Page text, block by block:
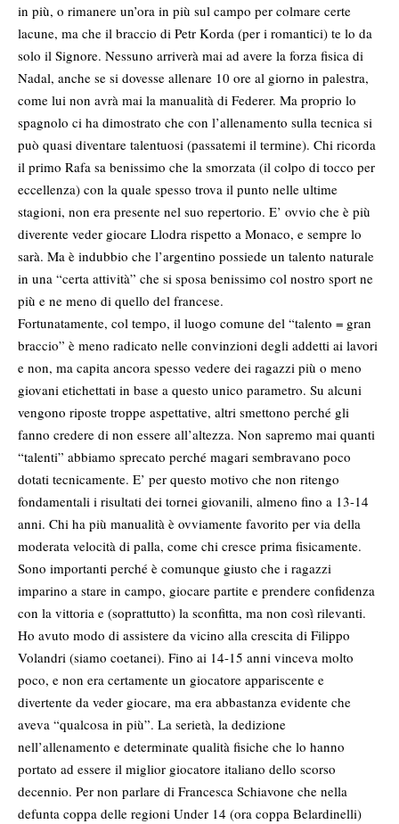
in più, o rimanere un’ora in più sul campo per colmare certe
lacune, ma che il braccio di Petr Korda (per i romantici) te lo da
solo il Signore. Nessuno arriverà mai ad avere la forza fisica di
Nadal, anche se si dovesse allenare 10 ore al giorno in palestra,
come lui non avrà mai la manualità di Federer. Ma proprio lo
spagnolo ci ha dimostrato che con l’allenamento sulla tecnica si
può quasi diventare talentuosi (passatemi il termine). Chi ricorda
il primo Rafa sa benissimo che la smorzata (il colpo di tocco per
eccellenza) con la quale spesso trova il punto nelle ultime
stagioni, non era presente nel suo repertorio. E’ ovvio che è più
diverente veder giocare Llodra rispetto a Monaco, e sempre lo
sarà. Ma è indubbio che l’argentino possiede un talento naturale
in una “certa attività” che si sposa benissimo col nostro sport ne
più e ne meno di quello del francese.
Fortunatamente, col tempo, il luogo comune del “talento = gran
braccio” è meno radicato nelle convinzioni degli addetti ai lavori
e non, ma capita ancora spesso vedere dei ragazzi più o meno
giovani etichettati in base a questo unico parametro. Su alcuni
vengono riposte troppe aspettative, altri smettono perché gli
fanno credere di non essere all’altezza. Non sapremo mai quanti
“talenti” abbiamo sprecato perché magari sembravano poco
dotati tecnicamente. E’ per questo motivo che non ritengo
fondamentali i risultati dei tornei giovanili, almeno fino a 13-14
anni. Chi ha più manualità è ovviamente favorito per via della
moderata velocità di palla, come chi cresce prima fisicamente.
Sono importanti perché è comunque giusto che i ragazzi
imparino a stare in campo, giocare partite e prendere confidenza
con la vittoria e (soprattutto) la sconfitta, ma non così rilevanti.
Ho avuto modo di assistere da vicino alla crescita di Filippo
Volandri (siamo coetanei). Fino ai 14-15 anni vinceva molto
poco, e non era certamente un giocatore appariscente e
divertente da veder giocare, ma era abbastanza evidente che
aveva “qualcosa in più”. La serietà, la dedizione
nell’allenamento e determinate qualità fisiche che lo hanno
portato ad essere il miglior giocatore italiano dello scorso
decennio. Per non parlare di Francesca Schiavone che nella
defunta coppa delle regioni Under 14 (ora coppa Belardinelli)